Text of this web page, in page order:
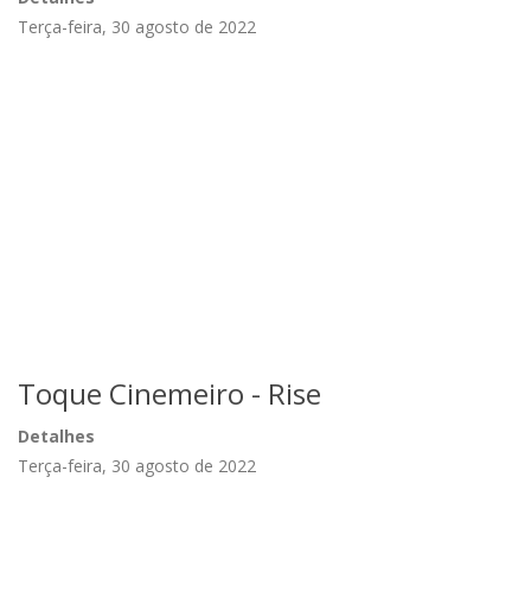
Terça-feira, 30 agosto de 2022
Toque Cinemeiro - Rise
Detalhes
Terça-feira, 30 agosto de 2022